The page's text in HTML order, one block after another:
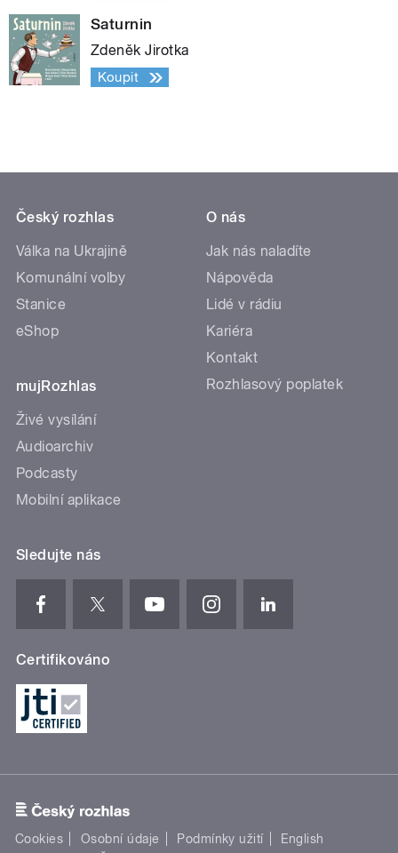
Saturnin
Zdeněk Jirotka
Koupit
Český rozhlas
Válka na Ukrajině
Komunální volby
Stanice
eShop
mujRozhlas
Živé vysílání
Audioarchiv
Podcasty
Mobilní aplikace
O nás
Jak nás naladíte
Nápověda
Lidé v rádiu
Kariéra
Kontakt
Rozhlasový poplatek
Sledujte nás
Certifikováno
Cookies Osobní údaje Podmínky užití
English